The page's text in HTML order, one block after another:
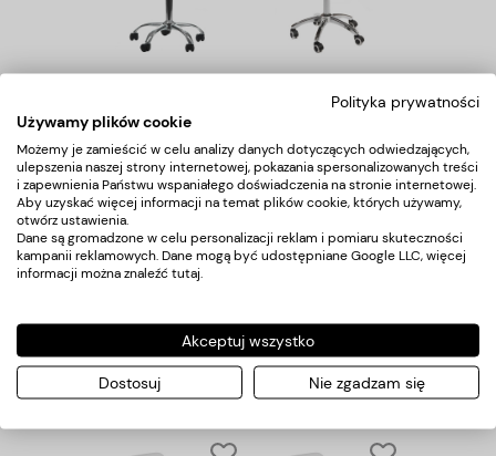
332,00 zł
Taboret kosmetyczny
BT-229 czarny
404,00 zł
Taboret kosmetyczny
BT-229 szary
404,00 zł
Polityka prywatności
Używamy plików cookie
Możemy je zamieścić w celu analizy danych dotyczących odwiedzających,
ulepszenia naszej strony internetowej, pokazania spersonalizowanych treści
i zapewnienia Państwu wspaniałego doświadczenia na stronie internetowej.
Aby uzyskać więcej informacji na temat plików cookie, których używamy,
otwórz ustawienia.
Dane są gromadzone w celu personalizacji reklam i pomiaru skuteczności
kampanii reklamowych. Dane mogą być udostępniane Google LLC, więcej
informacji można znaleźć tutaj
Akceptuj wszystko
Dostosuj Nie zgadzam się